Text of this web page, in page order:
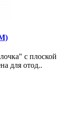
с плоской
для отод..